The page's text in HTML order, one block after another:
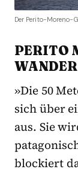
Der Perito-Moreno-
PERITO
»Die 50
sich über
aus. Sie
blockiert